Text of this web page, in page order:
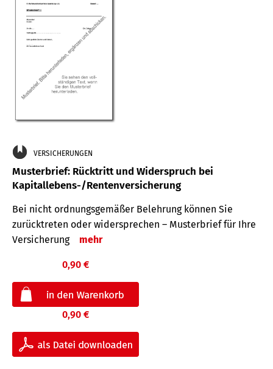
VERSICHERUNGEN
Musterbrief: Rücktritt und Widerspruch bei
Kapitallebens-/Rentenversicherung
Bei nicht ordnungsgemäßer Belehrung können Sie
zurücktreten oder widersprechen – Musterbrief für Ihre
Versicherung
mehr
0,90 €
0,90 €